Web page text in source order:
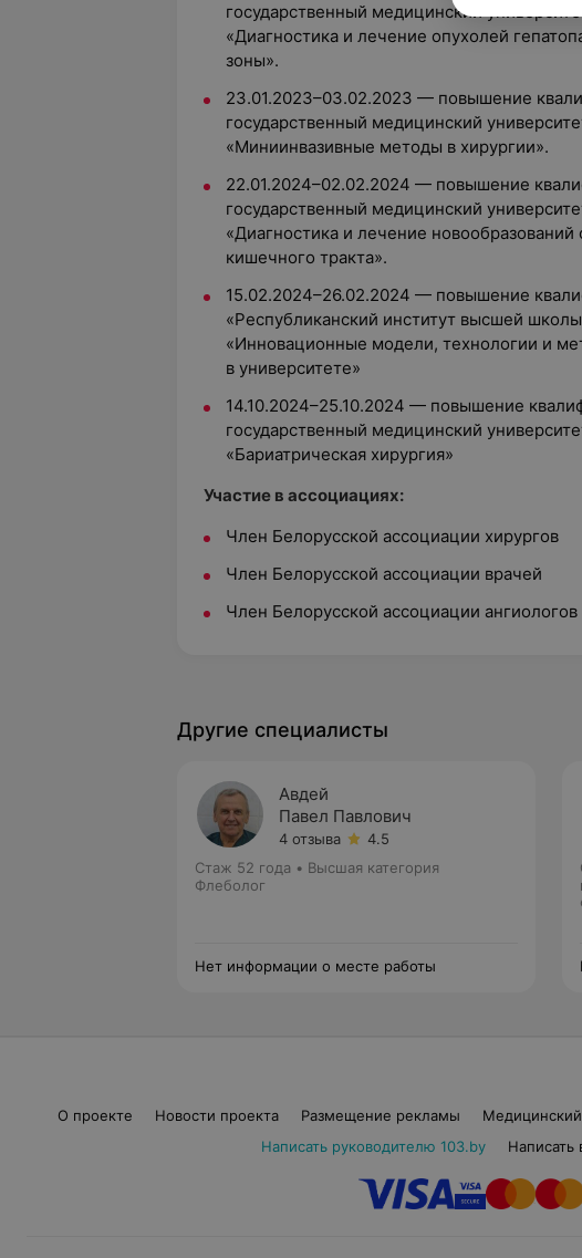
государственный медицинский
«Диагностика и лечение опухолей
зоны».
23.01.2023–03.02.2023 — повышение
государственный медицинский
«Миниинвазивные методы в хирургии».
22.01.2024–02.02.2024 — повышение
государственный медицинский
«Диагностика и лечение
кишечного тракта».
15.02.2024–26.02.2024 — повышение
«Республиканский институт высшей
«Инновационные модели, технологии и
в университете»
14.10.2024–25.10.2024 — повышение
государственный медицинский
«Бариатрическая хирургия»
Участие в ассоциациях:
Член Белорусской ассоциации хирургов
Член Белорусской ассоциации врачей
Член Белорусской ассоциации ангиологов
Другие специалисты
Авдей
Павел Павлович
4 отзыва
4.5
Стаж 52 года • Высшая категория
Флеболог
Нет информации о месте работы
О проекте Новости проекта Размещение рекламы
Написать руководителю 103.by
Написать